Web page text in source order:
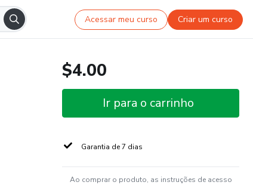
Acessar meu curso Criar um curso
$4.00
Ir para o carrinho
Garantia de 7 dias
Ao comprar o produto, as instruções de acesso